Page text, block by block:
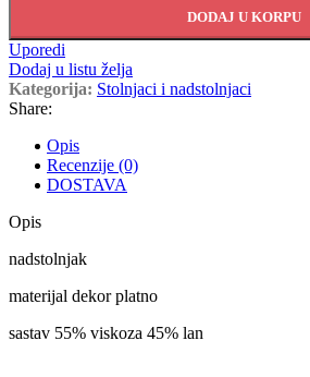
DODAJ U KORPU
Uporedi
Dodaj u listu želja
Kategorija: Stolnjaci i nadstolnjaci
Share:
Opis
Recenzije (0)
DOSTAVA
Opis
nadstolnjak
materijal dekor platno
sastav 55% viskoza 45% lan